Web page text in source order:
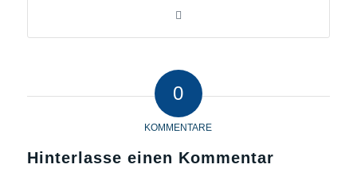
0
KOMMENTARE
Hinterlasse einen Kommentar